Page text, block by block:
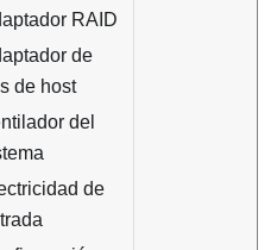
RAID
de
de host
del
de